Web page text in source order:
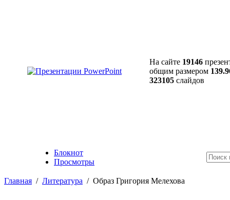
На сайте 19146
общим размером
323105 слайдов
Блокнот
Просмотры
Главная / Литература / Образ Григория Мелехова